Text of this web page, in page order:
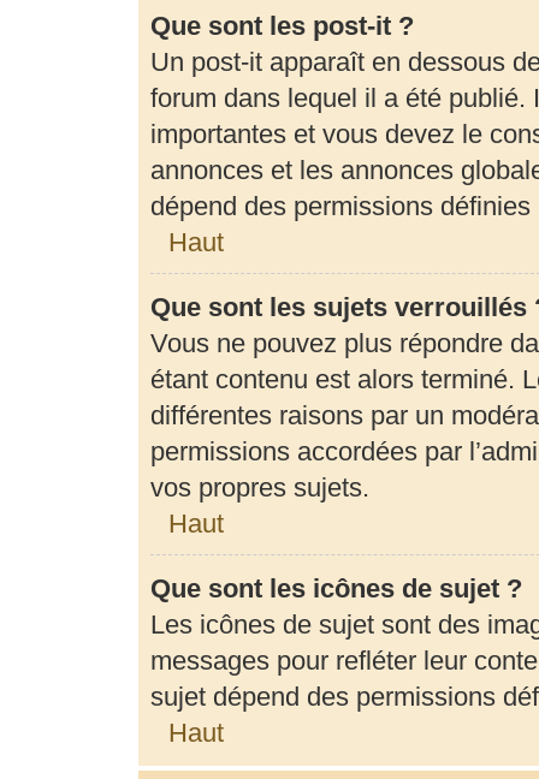
Que sont les post-it ?
Un post-it apparaît en dessous
forum dans lequel il a été
importantes et vous devez le
annonces et les annonces
dépend des permissions définies
Haut
Que sont les sujets verrouillés
Vous ne pouvez plus répondre
étant contenu est alors terminé.
différentes raisons par un
permissions accordées par
vos propres sujets.
Haut
Que sont les icônes de sujet ?
Les icônes de sujet sont des
messages pour refléter leur
sujet dépend des permissions
Haut